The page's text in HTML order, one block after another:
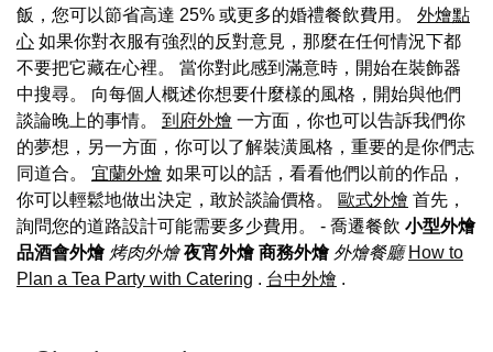
飯，您可以節省高達 25% 或更多的婚禮餐飲費用。 外燴點
心 如果你對衣服有強烈的反對意見，那麼在任何情況下都
不要把它藏在心裡。 當你對此感到滿意時，開始在裝飾器
中搜尋。 向每個人概述你想要什麼樣的風格，開始與他們
談論晚上的事情。 到府外燴 一方面，你也可以告訴我們你
的夢想，另一方面，你可以了解裝潢風格，重要的是你們志
同道合。 宜蘭外燴 如果可以的話，看看他們以前的作品，
你可以輕鬆地做出決定，敢於談論價格。
歐式外燴 首先，
詢問您的道路設計可能需要多少費用。 - 喬遷餐飲 小型外燴
品酒會外燴 烤肉外燴 夜宵外燴 商務外燴 外燴餐廳 How to
Plan a Tea Party with Catering . 台中外燴 .